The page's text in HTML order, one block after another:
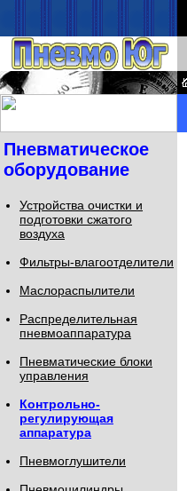
Пневматическое
оборудование
Устройства очистки и
подготовки сжатого
воздуха
Фильтры-влагоотделители
Маслораспылители
Распределительная
пневмоаппаратура
Пневматические блоки
управления
Контрольно-
регулирующая
аппаратура
Пневмоглушители